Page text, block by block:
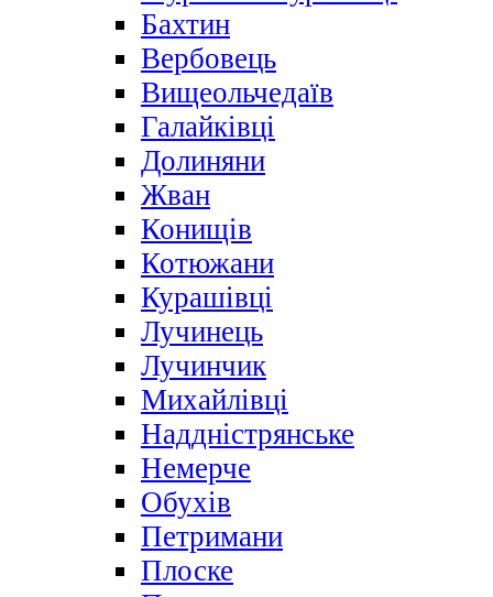
Бахтин
Вербовець
Вищеольчедаїв
Галайківці
Долиняни
Жван
Конищів
Котюжани
Курашівці
Лучинець
Лучинчик
Михайлівці
Наддністрянське
Немерче
Обухів
Петримани
Плоске